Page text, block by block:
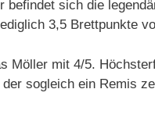
befindet sich die
3,5 Brettpunkte
Möller mit 4/5.
sogleich ein Remis